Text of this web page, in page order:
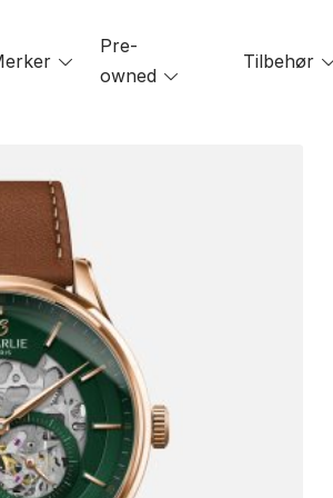
Toggle
menu
Pre-
owned
Toggle
Tilbehør